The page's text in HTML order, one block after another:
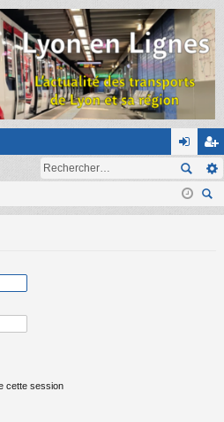
on
ne
ns
cri
ec
cette session